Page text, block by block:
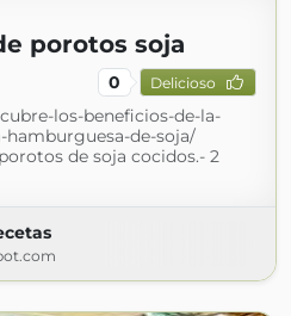
porotos soja
0 Delicioso
los-beneficios-de-la-
hamburguesa-de-soja/
de soja cocidos.- 2